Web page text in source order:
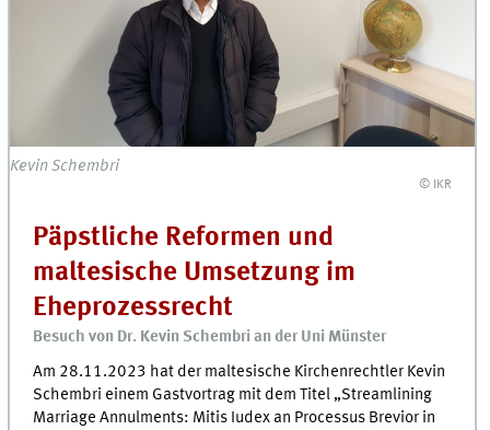
Kevin Schembri
© IKR
Päpstliche Reformen und
maltesische Umsetzung im
Eheprozessrecht
Besuch von Dr. Kevin Schembri an der Uni Münster
Am 28.11.2023 hat der maltesische Kirchenrechtler Kevin
Schembri einem Gastvortrag mit dem Titel „Streamlining
Marriage Annulments: Mitis Iudex an Processus Brevior in